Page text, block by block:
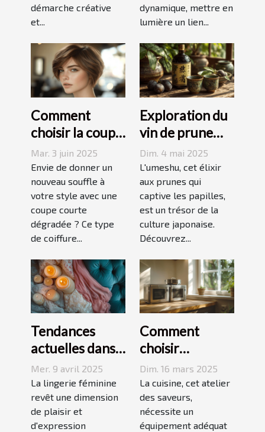
démarche créative
et...
dynamique, mettre en
lumière un lien...
Comment
choisir la coupe
courte
dégradée
parfaite pour
votre visage
Mar. 3 juin 2025
Envie de donner un
nouveau souffle à
votre style avec une
coupe courte
dégradée ? Ce type
de coiffure...
Exploration du
vin de prune
umeshu :
origines,
saveurs et
accords
Dim. 4 mai 2025
L'umeshu, cet élixir
aux prunes qui
captive les papilles,
est un trésor de la
culture japonaise.
Découvrez...
Tendances
actuelles dans
les dessous
coquins pour
femmes
Mer. 9 avril 2025
La lingerie féminine
revêt une dimension
de plaisir et
d'expression
Comment
choisir
l'équipement
de cuisine idéal
pour vos
recettes
Dim. 16 mars 2025
La cuisine, cet atelier
des saveurs,
nécessite un
équipement adéquat